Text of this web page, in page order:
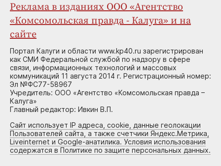
Реклама в изданиях ООО «Агентство
«Комсомольская правда - Калуга» и на
сайте
Портал Калуги и области www.kp40.ru зарегистрирован
как СМИ Федеральной службой по надзору в сфере
связи, информационных технологий и массовых
коммуникаций 11 августа 2014 г. Регистрационный номер:
Эл №ФС77-58967
Учредитель: ООО «Агентство «Комсомольская правда –
Калуга»
Главный редактор: Ивкин В.П.
Сайт использует IP адреса, cookie, данные геолокации
Пользователей сайта, а также счетчики Яндекс.Метрика,
Liveinternet и Google-анатилика. Условия использования
содержатся в Политике по защите персональных данных.